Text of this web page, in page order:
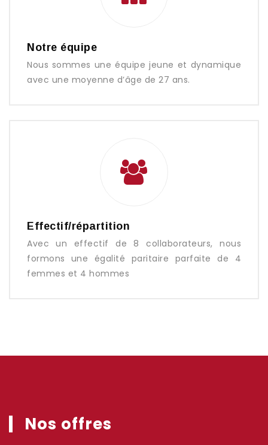
Notre équipe
Nous sommes une équipe jeune et dynamique
avec une moyenne d’âge de 27 ans.
Effectif/répartition
Avec un effectif de 8 collaborateurs, nous
formons une égalité paritaire parfaite de 4
femmes et 4 hommes
Nos offres